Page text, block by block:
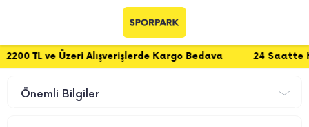
Üzeri Alışverişlerde Kargo Bedava 24 Saatte Kargo
Önemli Bilgiler